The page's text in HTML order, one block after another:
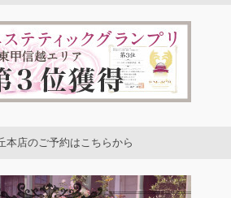
本店のご予約はこちらから